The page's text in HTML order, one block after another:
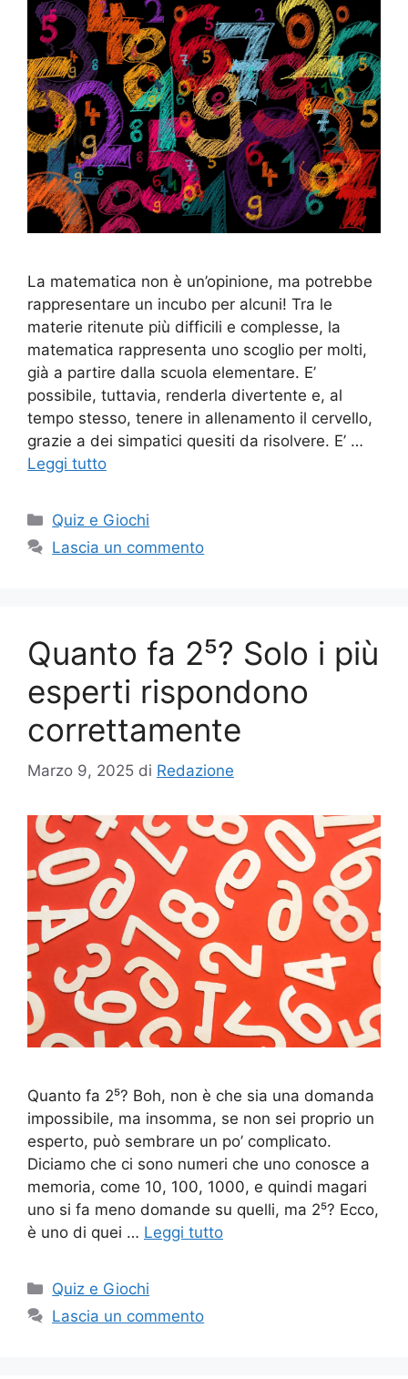
La matematica non è un’opinione, ma potrebbe
rappresentare un incubo per alcuni! Tra le
materie ritenute più difficili e complesse, la
matematica rappresenta uno scoglio per molti,
già a partire dalla scuola elementare. E’
possibile, tuttavia, renderla divertente e, al
tempo stesso, tenere in allenamento il cervello,
grazie a dei simpatici quesiti da risolvere. E’ …
Leggi tutto
Categorie
Quiz e Giochi
Lascia un commento
Quanto fa 2⁵? Solo i più
esperti rispondono
correttamente
Marzo 9, 2025 di Redazione
Quanto fa 2⁵? Boh, non è che sia una domanda
impossibile, ma insomma, se non sei proprio un
esperto, può sembrare un po’ complicato.
Diciamo che ci sono numeri che uno conosce a
memoria, come 10, 100, 1000, e quindi magari
uno si fa meno domande su quelli, ma 2⁵? Ecco,
è uno di quei … Leggi tutto
Categorie
Quiz e Giochi
Lascia un commento